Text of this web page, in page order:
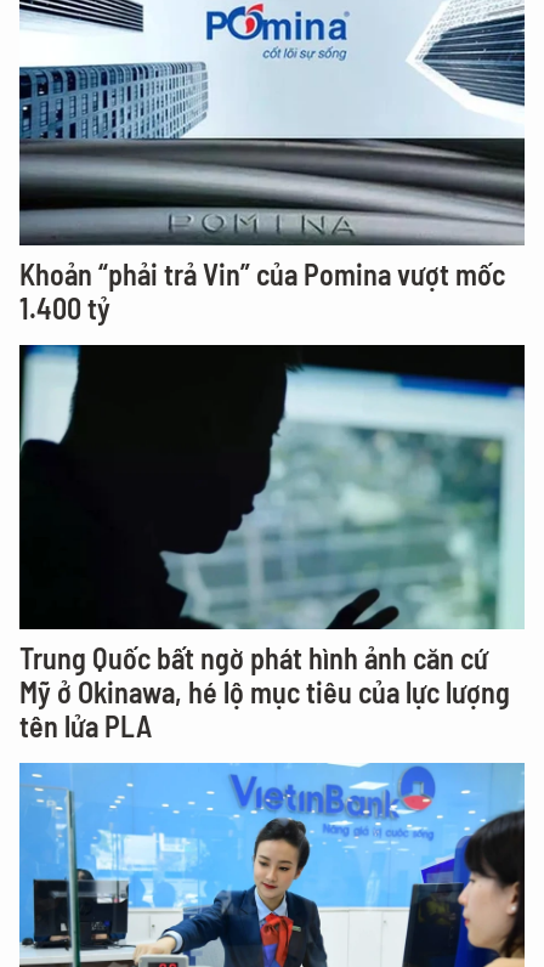
Khoản “phải trả Vin” của Pomina vượt mốc
1.400 tỷ
Trung Quốc bất ngờ phát hình ảnh căn cứ
Mỹ ở Okinawa, hé lộ mục tiêu của lực lượng
tên lửa PLA